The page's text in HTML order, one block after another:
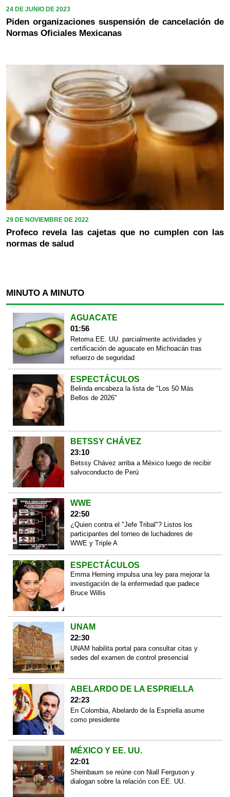
24 DE JUNIO DE 2023
Piden organizaciones suspensión de cancelación de
Normas Oficiales Mexicanas
29 DE NOVIEMBRE DE 2022
Profeco revela las cajetas que no cumplen con las
normas de salud
MINUTO A MINUTO
AGUACATE
01:56
Retoma EE. UU. parcialmente actividades y
certificación de aguacate en Michoacán tras
refuerzo de seguridad
ESPECTÁCULOS
Belinda encabeza la lista de "Los 50 Más
Bellos de 2026"
BETSSY CHÁVEZ
23:10
Betssy Chávez arriba a México luego de recibir
salvoconducto de Perú
WWE
22:50
¿Quien contra el "Jefe Tribal"? Listos los
participantes del torneo de luchadores de
WWE y Triple A
ESPECTÁCULOS
Emma Heming impulsa una ley para mejorar la
investigación de la enfermedad que padece
Bruce Willis
UNAM
22:30
UNAM habilita portal para consultar citas y
sedes del examen de control presencial
ABELARDO DE LA ESPRIELLA
22:23
En Colombia, Abelardo de la Espriella asume
como presidente
MÉXICO Y EE. UU.
22:01
Sheinbaum se reúne con Niall Ferguson y
dialogan sobre la relación con EE. UU.